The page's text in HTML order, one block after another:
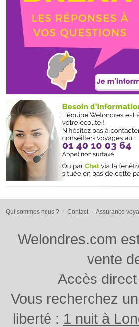
Qui sommes nous ? - Contact - Assurance
Welondres.com
vente
Accès
Vous recherchez un
liberté : 1 nuit à